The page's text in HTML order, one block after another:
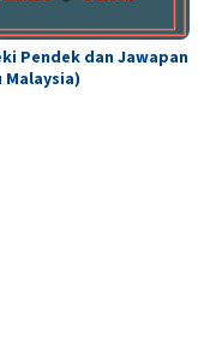
Pendek dan Jawapan
Malaysia)